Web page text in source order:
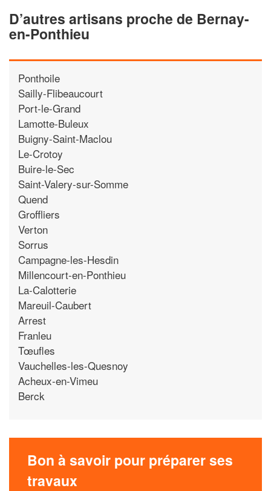
D’autres artisans proche de Bernay-
en-Ponthieu
Ponthoile
Sailly-Flibeaucourt
Port-le-Grand
Lamotte-Buleux
Buigny-Saint-Maclou
Le-Crotoy
Buire-le-Sec
Saint-Valery-sur-Somme
Quend
Groffliers
Verton
Sorrus
Campagne-les-Hesdin
Millencourt-en-Ponthieu
La-Calotterie
Mareuil-Caubert
Arrest
Franleu
Tœufles
Vauchelles-les-Quesnoy
Acheux-en-Vimeu
Berck
Bon à savoir pour préparer ses
travaux